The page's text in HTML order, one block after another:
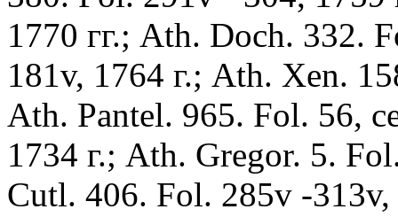
1770 гг.; Ath. Doch. 332.
181v, 1764 г.; Ath. Xen.
Ath. Pantel. 965. Fol. 56,
1734 г.; Ath. Gregor. 5.
Cutl. 406. Fol. 285v -